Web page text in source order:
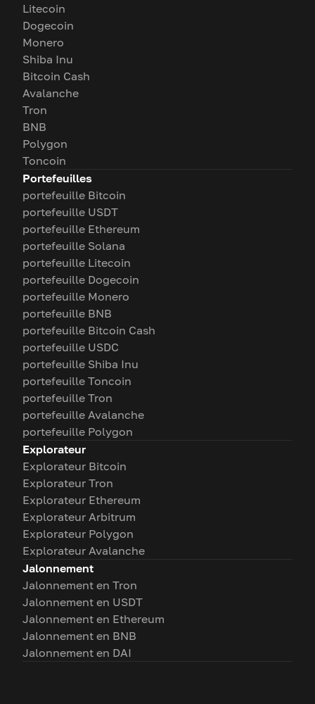
Litecoin
Dogecoin
Monero
Shiba Inu
Bitcoin Cash
Avalanche
Tron
BNB
Polygon
Toncoin
Portefeuilles
portefeuille Bitcoin
portefeuille USDT
portefeuille Ethereum
portefeuille Solana
portefeuille Litecoin
portefeuille Dogecoin
portefeuille Monero
portefeuille BNB
portefeuille Bitcoin Cash
portefeuille USDC
portefeuille Shiba Inu
portefeuille Toncoin
portefeuille Tron
portefeuille Avalanche
portefeuille Polygon
Explorateur
Explorateur Bitcoin
Explorateur Tron
Explorateur Ethereum
Explorateur Arbitrum
Explorateur Polygon
Explorateur Avalanche
Jalonnement
Jalonnement en Tron
Jalonnement en USDT
Jalonnement en Ethereum
Jalonnement en BNB
Jalonnement en DAI